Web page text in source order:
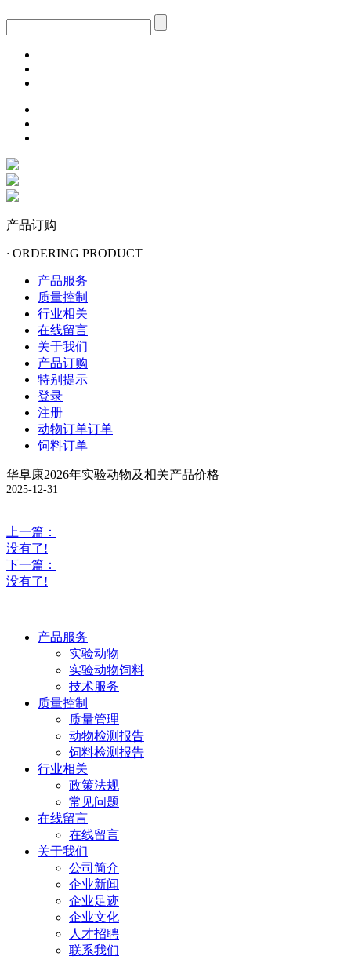
产品订购
· ORDERING PRODUCT
产品服务
质量控制
行业相关
在线留言
关于我们
产品订购
特别提示
登录
注册
动物订单订单
饲料订单
华阜康2026年实验动物及相关产品价格
2025-12-31
上一篇：
没有了!
下一篇：
没有了!
产品服务
实验动物
实验动物饲料
技术服务
质量控制
质量管理
动物检测报告
饲料检测报告
行业相关
政策法规
常见问题
在线留言
在线留言
关于我们
公司简介
企业新闻
企业足迹
企业文化
人才招聘
联系我们